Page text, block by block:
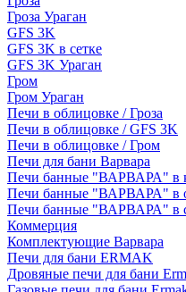
Гроза Ураган
GFS 3K
GFS 3K в сетке
GFS 3K Ураган
Гром
Гром Ураган
Печи в облицовке / Гроза
Печи в облицовке / GFS 3K
Печи в облицовке / Гром
Печи для бани Варвара
Печи банные "ВАРВАРА" в
Печи банные "ВАРВАРА" в
Печи банные "ВАРВАРА" в
Коммерция
Комплектующие Варвара
Печи для бани ERMAK
Дровяные печи для бани